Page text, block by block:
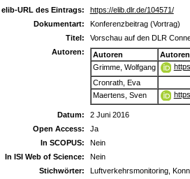
elib-URL des Eintrags:
https://elib.dlr.de/104571/
Dokumentart:
Konferenzbeitrag (Vortrag)
Titel:
Vorschau auf den DLR
Autoren:
Autoren
Grimme, Wolfgang
Cronrath, Eva
Maertens, Sven
Datum:
2 Juni 2016
Open Access:
Ja
In SCOPUS:
Nein
In ISI Web of Science:
Nein
Stichwörter:
Luftverkehrsmonitoring,